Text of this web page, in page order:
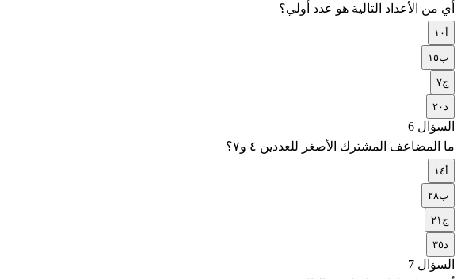
أي من الأعداد التالية هو عدد أولي؟
أ١٠
ب١٥
ج٧
د ٢٠
السؤال 6
ما المضاعف المشترك الأصغر للعددين ٤ و٧؟
أ١٤
ب٢٨
ج ٢١
د٣٥
السؤال 7